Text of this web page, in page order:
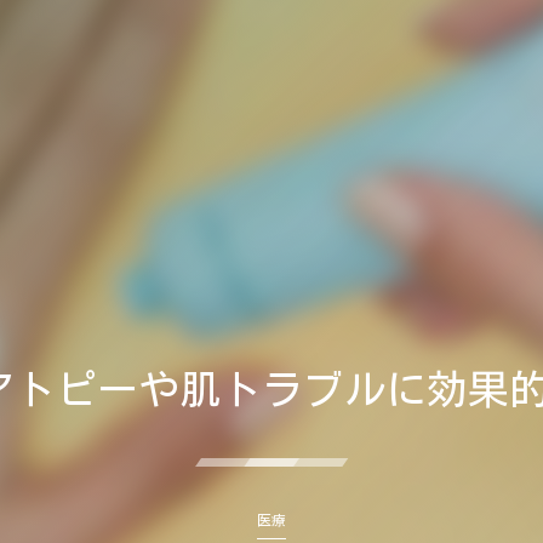
トピーや肌トラブルに効果
医療